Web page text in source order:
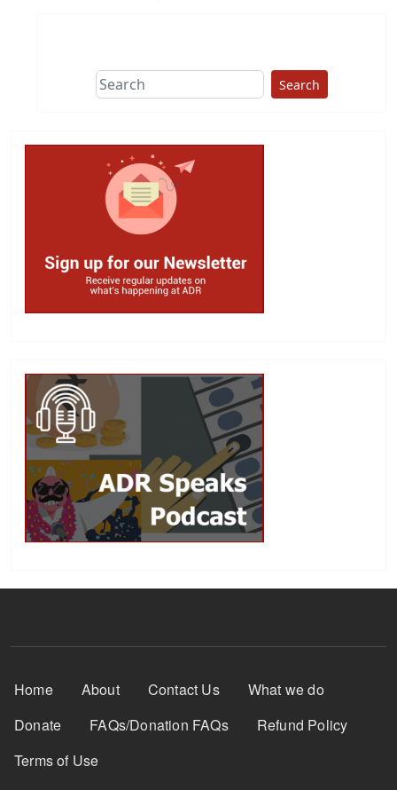
Search
Footer Menu
Home About Contact Us
What we do
Donate
FAQs/Donation FAQs
Refund Policy
Terms of Use